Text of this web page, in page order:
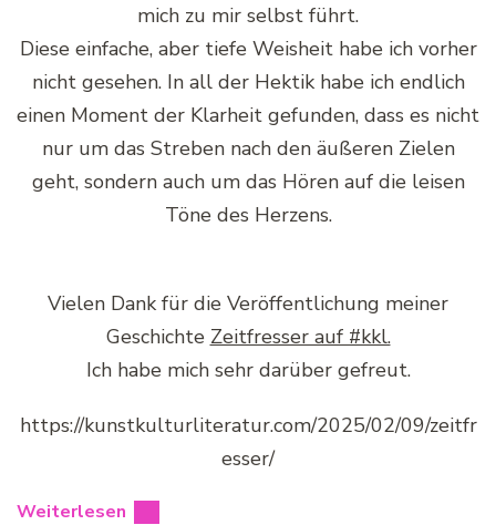
mich zu mir selbst führt.
Diese einfache, aber tiefe Weisheit habe ich vorher
nicht gesehen. In all der Hektik habe ich endlich
einen Moment der Klarheit gefunden, dass es nicht
nur um das Streben nach den äußeren Zielen
geht, sondern auch um das Hören auf die leisen
Töne des Herzens.
Vielen Dank für die Veröffentlichung meiner
Geschichte Zeitfresser auf #kkl.
Ich habe mich sehr darüber gefreut.
https://kunstkulturliteratur.com/2025/02/09/zeitfr
esser/
Weiterlesen